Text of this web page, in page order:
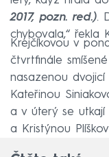
2017, pozn. red.).
chybovala,“ řekla
Krejčíkovou v
čtvrtfinále
nasazenou dvojicí
Kateřinou
a v úterý se utkají
a Kristýnou